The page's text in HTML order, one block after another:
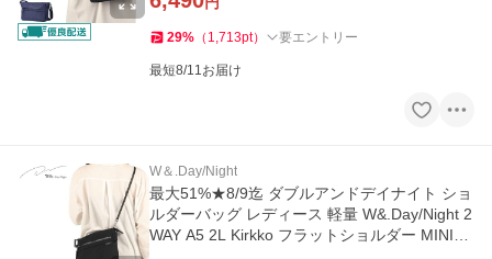
29% （ 1,713pt） 要エントリー
最短8/11お届け
W＆.Day/Night
最大51%★8/9迄 ダブルアンドデイナイト ショ
ルダーバッグ レディース 軽量 W&.Day/Night 2
WAY A5 2L Kirkko フラットショルダー MINIサ